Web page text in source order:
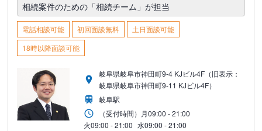
相続案件のための「相続チーム」が担当
電話相談可能 初回面談無料
土日面談可能
18時以降面談可能
岐阜県岐阜市神田町9-4 KJビル4F（旧表示：
岐阜県岐阜市神田町9-11 KJビル4F）
岐阜駅
（受付時間） 月09:00 - 21:00
火09:00 - 21:00 水09:00 - 21:00